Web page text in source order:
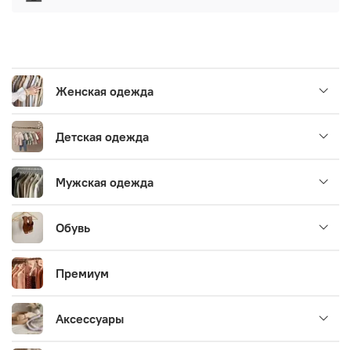
Женская одежда
Детская одежда
Мужская одежда
Обувь
Премиум
Аксессуары